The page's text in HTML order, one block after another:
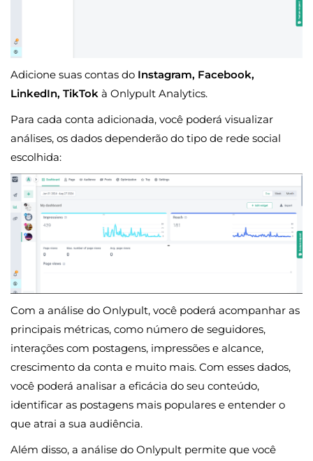
Adicione suas contas do Instagram, Facebook,
LinkedIn, TikTok à Onlypult Analytics.
Para cada conta adicionada, você poderá visualizar
análises, os dados dependerão do tipo de rede social
escolhida:
Com a análise do Onlypult, você poderá acompanhar as
principais métricas, como número de seguidores,
interações com postagens, impressões e alcance,
crescimento da conta e muito mais. Com esses dados,
você poderá analisar a eficácia do seu conteúdo,
identificar as postagens mais populares e entender o
que atrai a sua audiência.
Além disso, a análise do Onlypult permite que você